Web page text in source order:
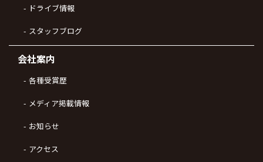
ドライブ情報
スタッフブログ
会社案内
各種受賞歴
メディア掲載情報
お知らせ
アクセス